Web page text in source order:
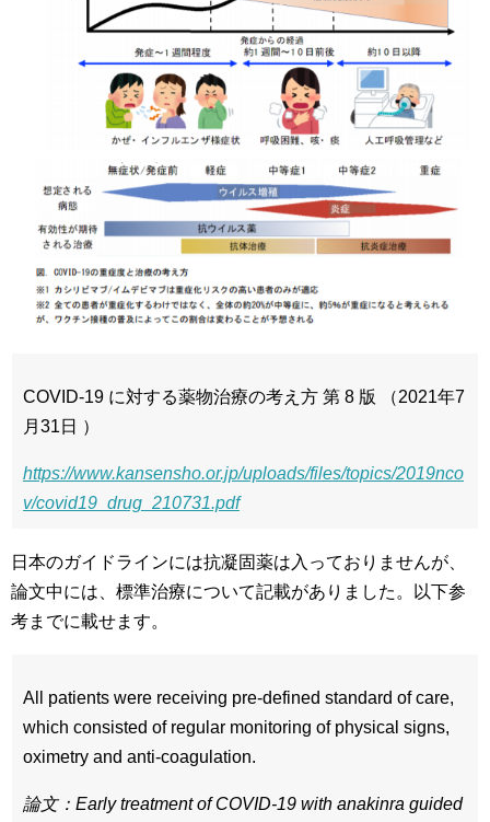
COVID-19 に対する薬物治療の考え方 第 8 版 （2021年7
月31日 ）
https://www.kansensho.or.jp/uploads/files/topics/2019nco
v/covid19_drug_210731.pdf
日本のガイドラインには抗凝固薬は入っておりませんが、
論文中には、標準治療について記載がありました。以下参
考までに載せます。
All patients were receiving pre-defined standard of care,
which consisted of regular monitoring of physical signs,
oximetry and anti-coagulation.
論文：Early treatment of COVID-19 with anakinra guided